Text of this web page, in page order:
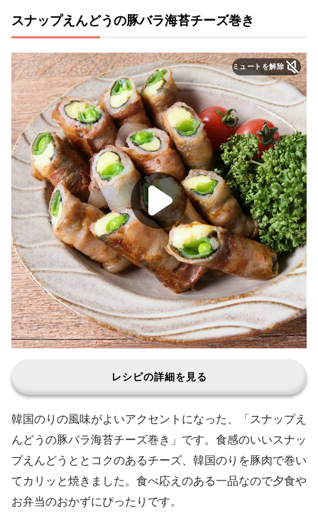
スナップえんどうの豚バラ海苔チーズ巻き
ミュートを解除
レシピの詳細を見る
韓国のりの風味がよいアクセントになった、「スナップえ
んどうの豚バラ海苔チーズ巻き」です。食感のいいスナッ
プえんどうととコクのあるチーズ、韓国のりを豚肉で巻い
てカリッと焼きました。食べ応えのある一品なので夕食や
お弁当のおかずにぴったりです。